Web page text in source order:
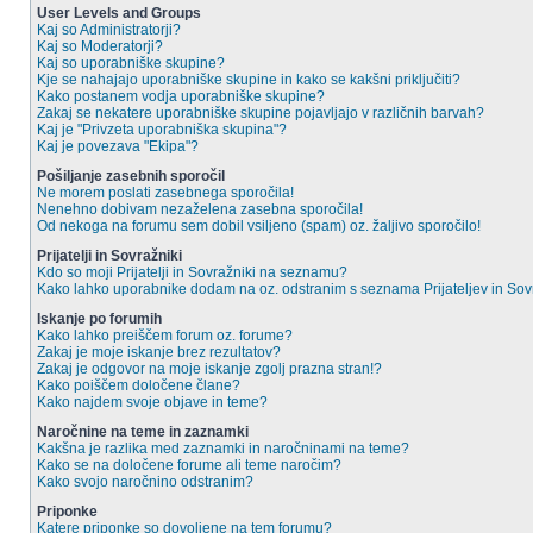
User Levels and Groups
Kaj so Administratorji?
Kaj so Moderatorji?
Kaj so uporabniške skupine?
Kje se nahajajo uporabniške skupine in kako se kakšni priključiti?
Kako postanem vodja uporabniške skupine?
Zakaj se nekatere uporabniške skupine pojavljajo v različnih barvah?
Kaj je "Privzeta uporabniška skupina"?
Kaj je povezava "Ekipa"?
Pošiljanje zasebnih sporočil
Ne morem poslati zasebnega sporočila!
Nenehno dobivam nezaželena zasebna sporočila!
Od nekoga na forumu sem dobil vsiljeno (spam) oz. žaljivo sporočilo!
Prijatelji in Sovražniki
Kdo so moji Prijatelji in Sovražniki na seznamu?
Kako lahko uporabnike dodam na oz. odstranim s seznama Prijateljev in
Iskanje po forumih
Kako lahko preiščem forum oz. forume?
Zakaj je moje iskanje brez rezultatov?
Zakaj je odgovor na moje iskanje zgolj prazna stran!?
Kako poiščem določene člane?
Kako najdem svoje objave in teme?
Naročnine na teme in zaznamki
Kakšna je razlika med zaznamki in naročninami na teme?
Kako se na določene forume ali teme naročim?
Kako svojo naročnino odstranim?
Priponke
Katere priponke so dovoljene na tem forumu?